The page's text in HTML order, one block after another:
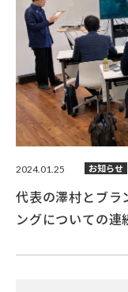
2024.01.25 お知らせ
代表の澤村とブラ
ングについての連